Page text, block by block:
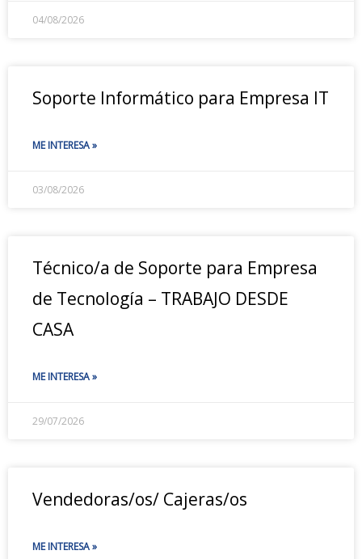
04/08/2026
Soporte Informático para Empresa IT
ME INTERESA »
03/08/2026
Técnico/a de Soporte para Empresa
de Tecnología – TRABAJO DESDE
CASA
ME INTERESA »
29/07/2026
Vendedoras/os/ Cajeras/os
ME INTERESA »